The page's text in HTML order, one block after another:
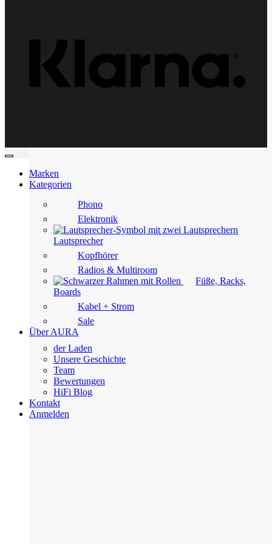
Marken
Kategorien
Phono
Elektronik
Lautsprecher
Kopfhörer
Radios & Multiroom
Füße, Racks,
Boards
Kabel + Strom
Sale
Über AURA
der Laden
Unsere Geschichte
Team
Bewertungen
HiFi Blog
Kontakt
Anmelden